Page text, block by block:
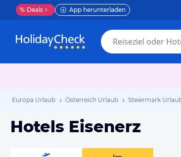
% Deals App herunterladen
Europa Urlaub Österreich Urlaub Steiermark
Hotels Eisenerz